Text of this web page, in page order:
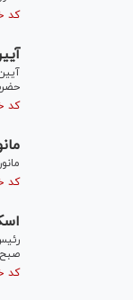
کد خبر: ۴۷۷۲۷۹۰
کد خبر: ۴۷۲۹۵۹۱
کد خبر: ۴۷۰۱۳۵۱
صبح
کد خبر: ۴۲۵۲۸۳۱